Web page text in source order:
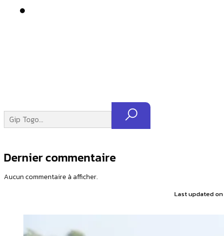
Dernier commentaire
Aucun commentaire à afficher.
Last updated on